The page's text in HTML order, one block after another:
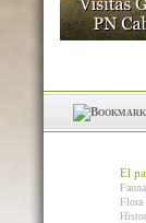
El
Fauna
Flora